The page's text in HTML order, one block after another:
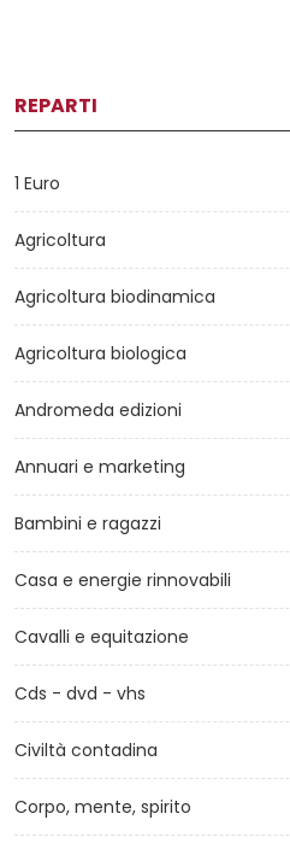
REPARTI
1 Euro
Agricoltura
Agricoltura biodinamica
Agricoltura biologica
Andromeda edizioni
Annuari e marketing
Bambini e ragazzi
Casa e energie rinnovabili
Cavalli e equitazione
Cds - dvd - vhs
Civiltà contadina
Corpo, mente, spirito